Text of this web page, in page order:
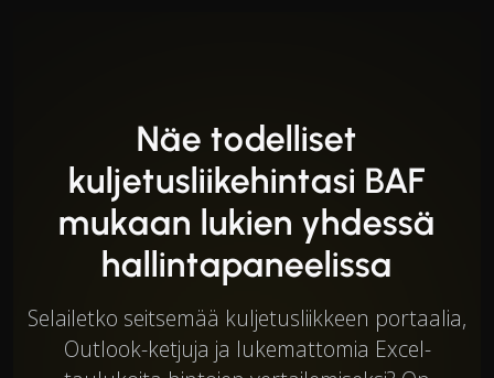
Näe todelliset
kuljetusliikehintasi BAF
mukaan lukien yhdessä
hallintapaneelissa
Selailetko seitsemää kuljetusliikkeen portaalia,
Outlook-ketjuja ja lukemattomia Excel-